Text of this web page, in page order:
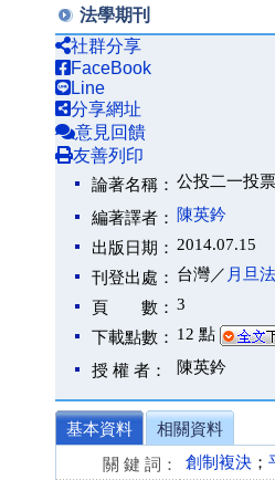
法學期刊
社群分享
FaceBook
Line
分享網址
意見回饋
友善列印
論著名稱： 公投二一投
編著譯者：
陳英鈐
出版日期： 2014.07.15
刊登出處： 台灣／ 月旦
頁 數： 3
下載點數： 12 點
授 權 者： 陳英鈐
基本資料
相關資料
關 鍵 詞：
創制複決 ；